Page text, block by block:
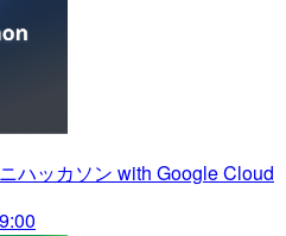
ハッカソン with Google Cloud